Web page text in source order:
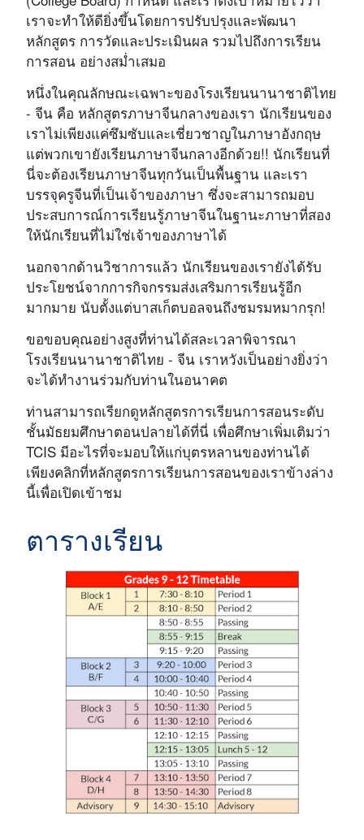
เราจะทำให้ดียิ่งขึ้นโดยการปรับปรุงและพัฒนา
หลักสูตร การวัดและประเมินผล รวมไปถึงการเรียน
การสอน อย่างสม่ำเสมอ
หนึ่งในคุณลักษณะเฉพาะของโรงเรียนนานาชาติไทย
- จีน คือ หลักสูตรภาษาจีนกลางของเรา นักเรียนของ
เราไม่เพียงแค่ซึมซับและเชี่ยวชาญในภาษาอังกฤษ
แต่พวกเขายังเรียนภาษาจีนกลางอีกด้วย!! นักเรียนที่
นี่จะต้องเรียนภาษาจีนทุกวันเป็นพื้นฐาน และเรา
บรรจุครูจีนที่เป็นเจ้าของภาษา ซึ่งจะสามารถมอบ
ประสบการณ์การเรียนรู้ภาษาจีนในฐานะภาษาที่สอง
ให้นักเรียนที่ไม่ใช่เจ้าของภาษาได้
นอกจากด้านวิชาการแล้ว นักเรียนของเรายังได้รับ
ประโยชน์จากการกิจกรรมส่งเสริมการเรียนรู้อีก
มากมาย นับตั้งแต่บาสเก็ตบอลจนถึงชมรมหมากรุก!
ขอขอบคุณอย่างสูงที่ท่านได้สละเวลาพิจารณา
โรงเรียนนานาชาติไทย - จีน เราหวังเป็นอย่างยิ่งว่า
จะได้ทำงานร่วมกับท่านในอนาคต
ท่านสามารถเรียกดูหลักสูตรการเรียนการสอนระดับ
ชั้นมัธยมศึกษาตอนปลายได้ที่นี่ เพื่อศึกษาเพิ่มเติมว่า
TCIS มีอะไรที่จะมอบให้แก่บุตรหลานของท่านได้
เพียงคลิกที่หลักสูตรการเรียนการสอนของเราข้างล่าง
นี้เพื่อเปิดเข้าชม
ตารางเรียน